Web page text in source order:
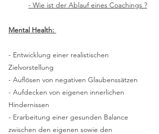
- Wie ist der Ablauf eines Coachings ?
Mental Health:
- Entwicklung einer realistischen
Zielvorstellung
- Auflösen von negativen Glaubenssätzen
- Aufdecken von eigenen innerlichen
Hindernissen
- Erarbeitung einer gesunden Balance
zwischen den eigenen sowie den